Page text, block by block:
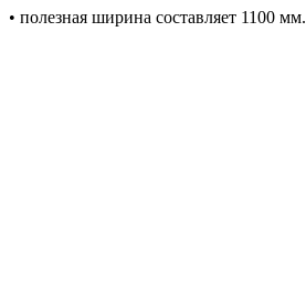
• полезная ширина составляет 1100 мм.